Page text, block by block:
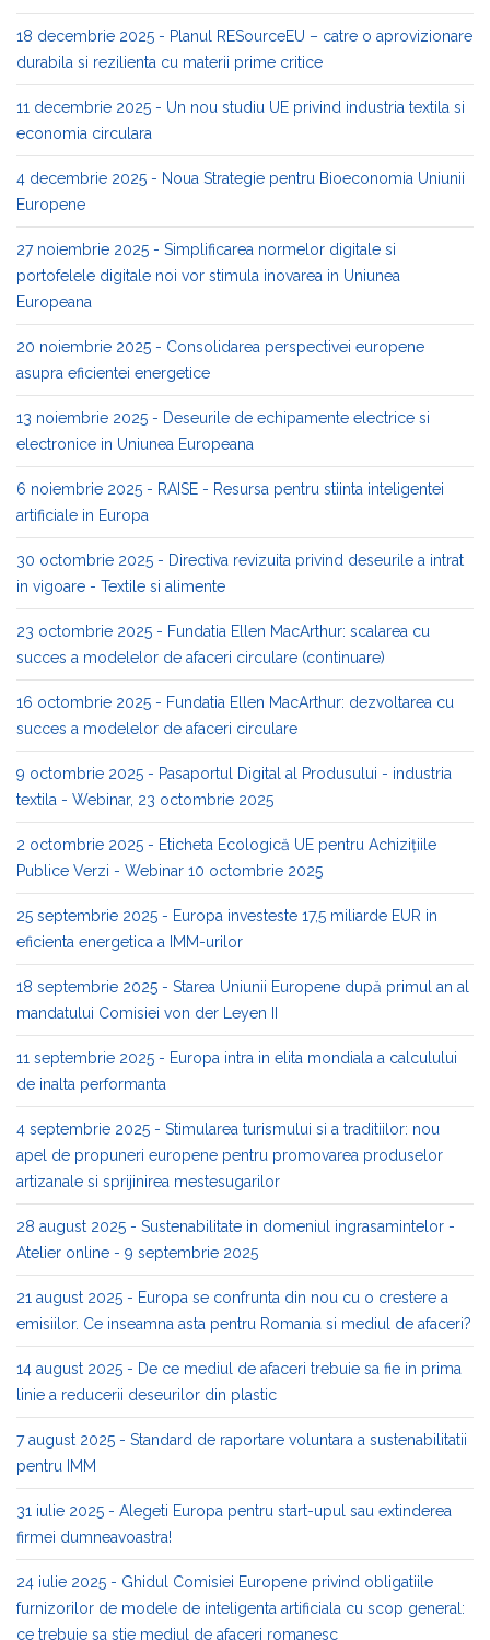
18 decembrie 2025 - Planul RESourceEU – catre o aprovizionare
durabila si rezilienta cu materii prime critice
11 decembrie 2025 - Un nou studiu UE privind industria textila si
economia circulara
4 decembrie 2025 - Noua Strategie pentru Bioeconomia Uniunii
Europene
27 noiembrie 2025 - Simplificarea normelor digitale si
portofelele digitale noi vor stimula inovarea in Uniunea
Europeana
20 noiembrie 2025 - Consolidarea perspectivei europene
asupra eficientei energetice
13 noiembrie 2025 - Deseurile de echipamente electrice si
electronice in Uniunea Europeana
6 noiembrie 2025 - RAISE - Resursa pentru stiinta inteligentei
artificiale in Europa
30 octombrie 2025 - Directiva revizuita privind deseurile a intrat
in vigoare - Textile si alimente
23 octombrie 2025 - Fundatia Ellen MacArthur: scalarea cu
succes a modelelor de afaceri circulare (continuare)
16 octombrie 2025 - Fundatia Ellen MacArthur: dezvoltarea cu
succes a modelelor de afaceri circulare
9 octombrie 2025 - Pasaportul Digital al Produsului - industria
textila - Webinar, 23 octombrie 2025
2 octombrie 2025 - Eticheta Ecologică UE pentru Achizițiile
Publice Verzi - Webinar 10 octombrie 2025
25 septembrie 2025 - Europa investeste 17,5 miliarde EUR in
eficienta energetica a IMM-urilor
18 septembrie 2025 - Starea Uniunii Europene după primul an al
mandatului Comisiei von der Leyen II
11 septembrie 2025 - Europa intra in elita mondiala a calculului
de inalta performanta
4 septembrie 2025 - Stimularea turismului si a traditiilor: nou
apel de propuneri europene pentru promovarea produselor
artizanale si sprijinirea mestesugarilor
28 august 2025 - Sustenabilitate in domeniul ingrasamintelor -
Atelier online - 9 septembrie 2025
21 august 2025 - Europa se confrunta din nou cu o crestere a
emisiilor. Ce inseamna asta pentru Romania si mediul de afaceri?
14 august 2025 - De ce mediul de afaceri trebuie sa fie in prima
linie a reducerii deseurilor din plastic
7 august 2025 - Standard de raportare voluntara a sustenabilitatii
pentru IMM
31 iulie 2025 - Alegeti Europa pentru start-upul sau extinderea
firmei dumneavoastra!
24 iulie 2025 - Ghidul Comisiei Europene privind obligatiile
furnizorilor de modele de inteligenta artificiala cu scop general:
ce trebuie sa stie mediul de afaceri romanesc